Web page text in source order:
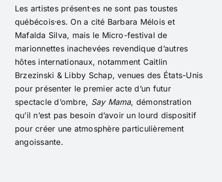
Les artistes présent⸱es ne sont pas toustes
québécois⸱es. On a cité Barbara Mélois et
Mafalda Silva, mais le Micro-festival de
marionnettes inachevées revendique d’autres
hôtes internationaux, notamment Caitlin
Brzezinski & Libby Schap, venues des États-Unis
pour présenter le premier acte d’un futur
spectacle d’ombre, Say Mama, démonstration
qu’il n’est pas besoin d’avoir un lourd dispositif
pour créer une atmosphère particulièrement
angoissante.